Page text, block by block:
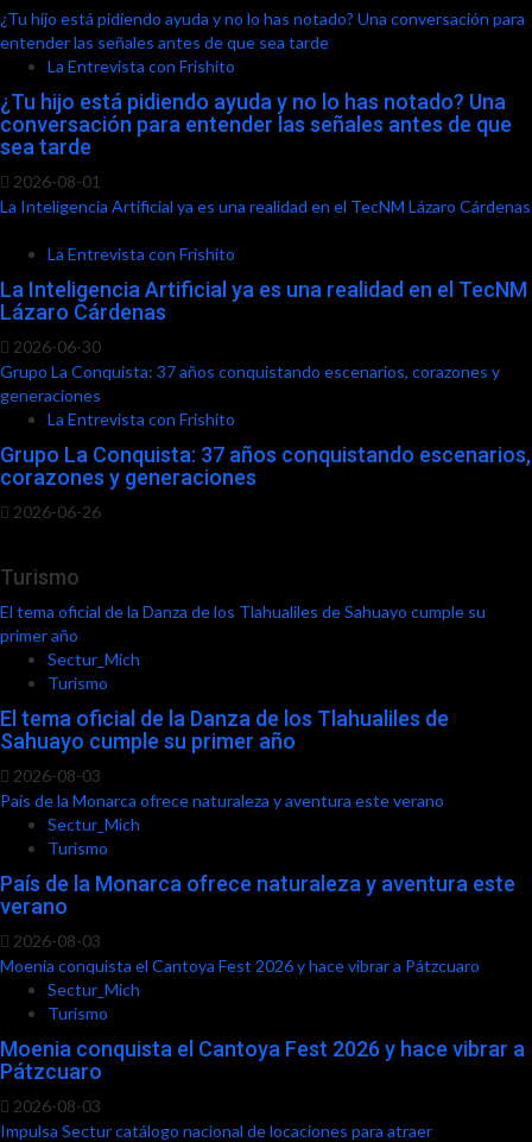
¿Tu hijo está pidiendo ayuda y no lo has notado? Una conversación para
entender las señales antes de que sea tarde
La Entrevista con Frishito
¿Tu hijo está pidiendo ayuda y no lo has notado? Una
conversación para entender las señales antes de que
sea tarde
2026-08-01
La Inteligencia Artificial ya es una realidad en el TecNM Lázaro Cárdenas
La Entrevista con Frishito
La Inteligencia Artificial ya es una realidad en el TecNM
Lázaro Cárdenas
2026-06-30
Grupo La Conquista: 37 años conquistando escenarios, corazones y
generaciones
La Entrevista con Frishito
Grupo La Conquista: 37 años conquistando escenarios,
corazones y generaciones
2026-06-26
Turismo
El tema oficial de la Danza de los Tlahualiles de Sahuayo cumple su
primer año
Sectur_Mich
Turismo
El tema oficial de la Danza de los Tlahualiles de
Sahuayo cumple su primer año
2026-08-03
País de la Monarca ofrece naturaleza y aventura este verano
Sectur_Mich
Turismo
País de la Monarca ofrece naturaleza y aventura este
verano
2026-08-03
Moenia conquista el Cantoya Fest 2026 y hace vibrar a Pátzcuaro
Sectur_Mich
Turismo
Moenia conquista el Cantoya Fest 2026 y hace vibrar a
Pátzcuaro
2026-08-03
Impulsa Sectur catálogo nacional de locaciones para atraer